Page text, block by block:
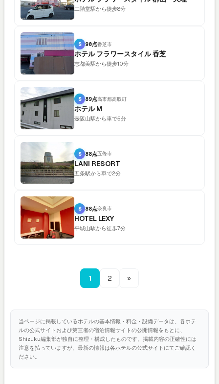
二階堂駅から徒歩8分
S 90点香芝市
ホテル フラワースタイル 香芝
志都美駅から徒歩10分
S 89点高市郡高取町
ホテル M
壺阪山駅から車で5分
S 88点五條市
LANI RESORT
五条駅から車で2分
S 88点奈良市
HOTEL LEXY
平城山駅から徒歩7分
1 2 »
当ページに掲載しているホテルの基本情報・料金・設備データは、各ホテ
ルの公式サイトおよび第三者の宿泊情報サイトの公開情報をもとに、
Shizuku編集部が独自に整理・構成したものです。掲載内容の正確性には
注意を払っていますが、最新の情報は各ホテルの公式サイトにてご確認く
ださい。